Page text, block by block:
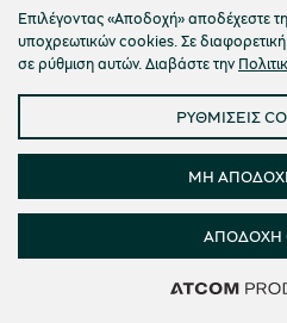
Δείτε 52
αποτελέσματα
Δείτε 52
αποτελέσματα
Ευρυδίκη Σιφναίου
Επιλέγοντας «Αποδοχή» αποδέχεστε
υποχρεωτικών cookies. Σε
σε ρύθμιση αυτών. Διαβάστε την
ΡΥΘΜΙΣΕΙΣ
ΜΗ
ΑΠΟΔΟΧΗ